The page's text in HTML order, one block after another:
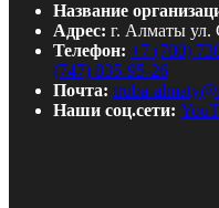
Название
Адрес: г. Алматы ул.
Телефон: +7 (700)
(747) 835-95-26
Почта: truba-
Наши соц.сети: